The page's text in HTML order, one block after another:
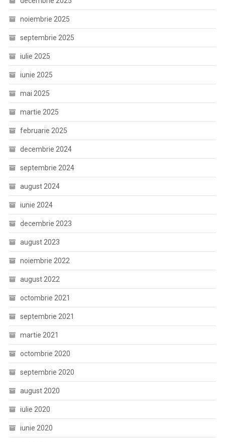
noiembrie 2025
septembrie 2025
iulie 2025
iunie 2025
mai 2025
martie 2025
februarie 2025
decembrie 2024
septembrie 2024
august 2024
iunie 2024
decembrie 2023
august 2023
noiembrie 2022
august 2022
octombrie 2021
septembrie 2021
martie 2021
octombrie 2020
septembrie 2020
august 2020
iulie 2020
iunie 2020